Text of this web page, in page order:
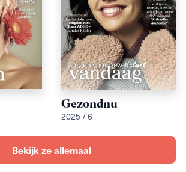
Gezondnu
2025 / 6
Bekijk ze allemaal